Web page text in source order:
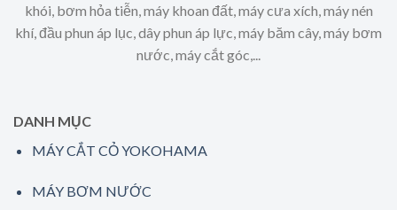
khói, bơm hỏa tiễn, máy khoan đất, máy cưa xích, máy nén
khí, đầu phun áp lục, dây phun áp lực, máy băm cây, máy bơm
nước, máy cắt góc,...
DANH MỤC
MÁY CẮT CỎ YOKOHAMA
MÁY BƠM NƯỚC